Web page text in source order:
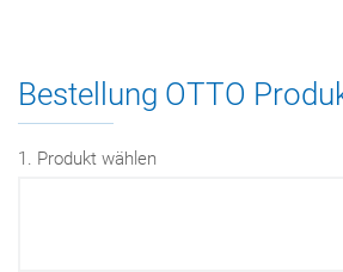
Bestellung OTTO
1. Produkt wählen